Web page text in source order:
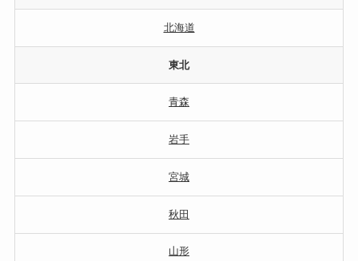
北海道
東北
青森
岩手
宮城
秋田
山形